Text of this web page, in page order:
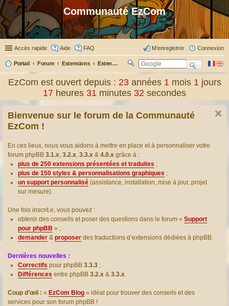
Communauté EzCom
Accès rapide Aide FAQ Connexion
M’enregistrer
Portail Forum Extensions Extensions présentées & traduites
ec
er
EzCom est ouvert depuis : 23 années1 mois1 jours
17 heures 31 minutes 33 secondes
Bienvenue sur le forum de la Communauté
EzCom !
En ces lieux, nous vous aidons à mettre en place et à personnaliser votre
forum phpBB 3.1.x, 3.2.x, 3.3.x & 4.0.x grâce à :
plus de 250 extensions présentées et traduites ;
plus de 150 styles & personnalisations graphiques ;
un support personnalisé (assistance, installation, mise à jour, projet
sur mesure).
Une fois inscrit.e, vous pouvez :
obtenir des conseils et poser des questions dans le forum « Support
pour phpBB » ;
demander & proposer des traductions d’extensions dédiées à phpBB.
Dernières nouvelles :
Correctifs pour phpBB 3.3.3 ;
Différences entre phpBB 3.2.x & 3.3.x.
Coup d’œil : « EzCom Blog » idéal pour trouver des conseils et des
services pour son forum phpBB !